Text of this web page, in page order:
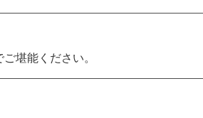
堪能ください。